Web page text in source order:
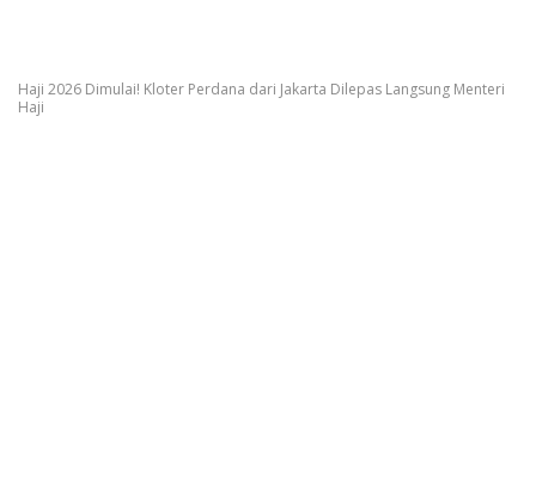
Haji 2026 Dimulai! Kloter Perdana dari Jakarta Dilepas Langsung Menteri
Haji